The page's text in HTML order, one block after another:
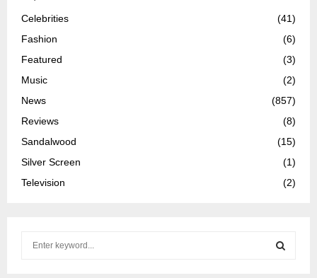
Celebrities
(41)
Fashion
(6)
Featured
(3)
Music
(2)
News
(857)
Reviews
(8)
Sandalwood
(15)
Silver Screen
(1)
Television
(2)